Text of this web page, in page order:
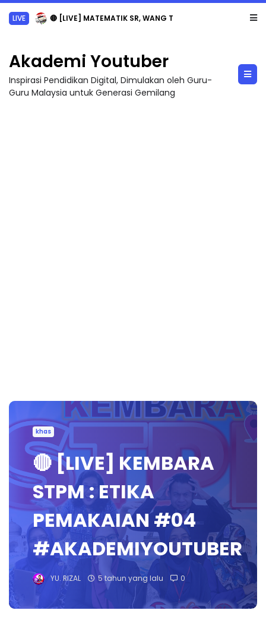
LIVE 🔴 [LIVE] MATEMATIK SR, WANG TAHUN 6 OLEH CIKGU ANITA #ALLINONE #141 #...
Akademi Youtuber
Inspirasi Pendidikan Digital, Dimulakan oleh Guru-
Guru Malaysia untuk Generasi Gemilang
khas
🔴 [LIVE] KEMBARA
STPM : ETIKA
PEMAKAIAN #04
#AKADEMIYOUTUBER
YU. RIZAL 5 tahun yang lalu 0